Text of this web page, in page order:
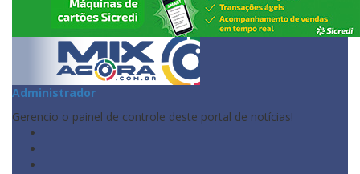
Administrador
Gerencio o painel de controle deste portal de notícias!